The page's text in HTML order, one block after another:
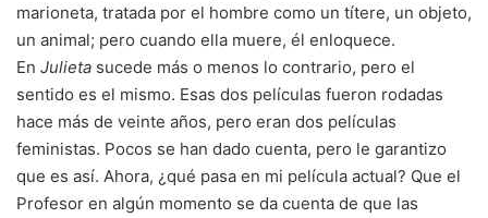
marioneta, tratada por el hombre como un títere, un objeto,
un animal; pero cuando ella muere, él enloquece.
En Julieta sucede más o menos lo contrario, pero el
sentido es el mismo. Esas dos películas fueron rodadas
hace más de veinte años, pero eran dos películas
feministas. Pocos se han dado cuenta, pero le garantizo
que es así. Ahora, ¿qué pasa en mi película actual? Que el
Profesor en algún momento se da cuenta de que las